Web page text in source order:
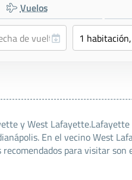
Vuelos
y West Lafayette.Lafayette
En el vecino West
para visitar